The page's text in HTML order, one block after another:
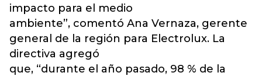
impacto para el medio
ambiente”, comentó Ana Vernaza, gerente
general de la región para Electrolux. La
directiva agregó
que, “durante el año pasado, 98 % de la